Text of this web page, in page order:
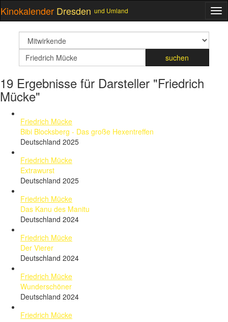
Kinokalender Dresden und Umland
suchfeld
Suchbegriff
suchen
19 Ergebnisse für Darsteller "Friedrich
Mücke"
Friedrich Mücke
Bibi Blocksberg - Das große Hexentreffen
Deutschland 2025
Friedrich Mücke
Extrawurst
Deutschland 2025
Friedrich Mücke
Das Kanu des Manitu
Deutschland 2024
Friedrich Mücke
Der Vierer
Deutschland 2024
Friedrich Mücke
Wunderschöner
Deutschland 2024
Friedrich Mücke